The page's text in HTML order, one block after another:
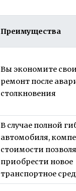
Преимущества
Вы экономите
ремонт после
столкновения
В случае полной
автомобиля,
стоимости
приобрести новое
транспортное